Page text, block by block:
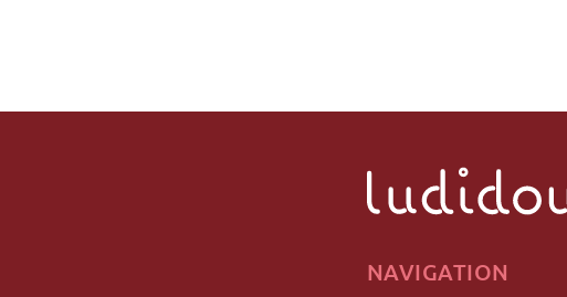
NAVIGATION